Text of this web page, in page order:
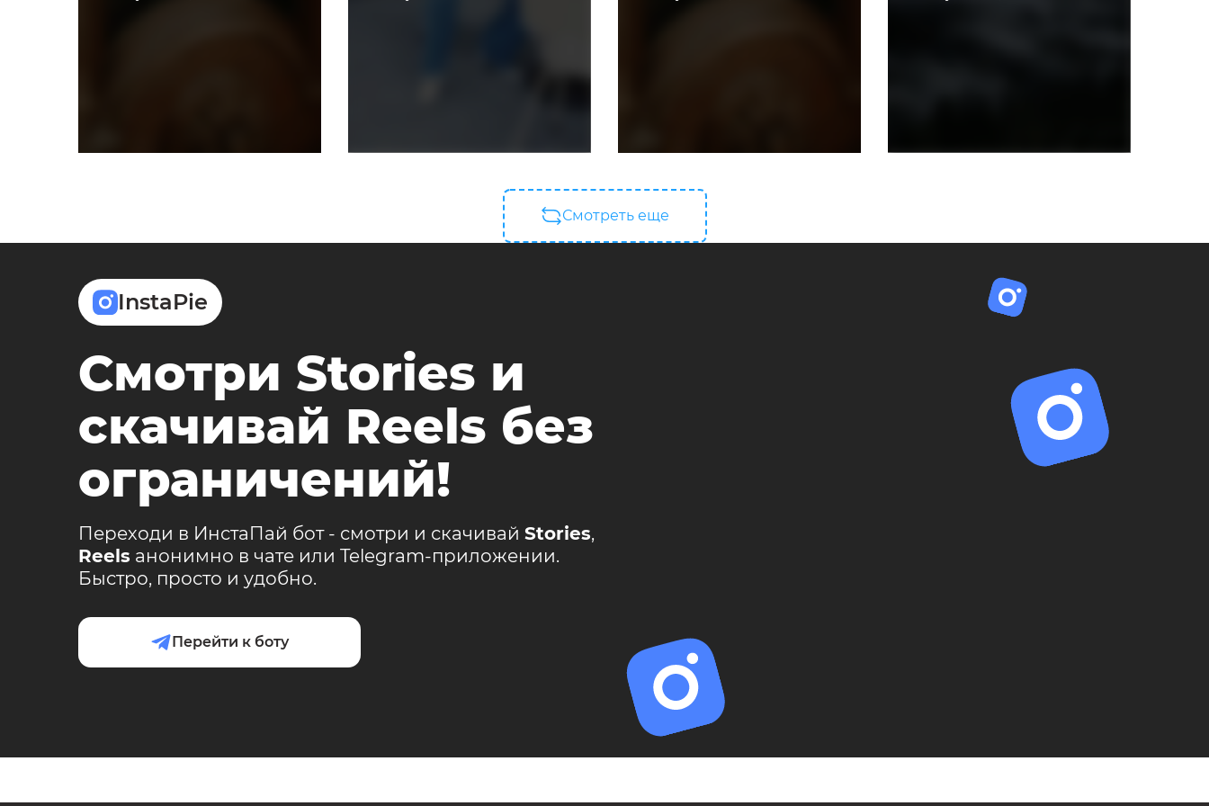
Смотреть еще
InstaPie
Смотри Stories и
скачивай Reels без
ограничений!
Переходи в ИнстаПай бот - смотри и скачивай Stories,
Reels анонимно в чате или Telegram-приложении.
Быстро, просто и удобно.
Перейти к боту